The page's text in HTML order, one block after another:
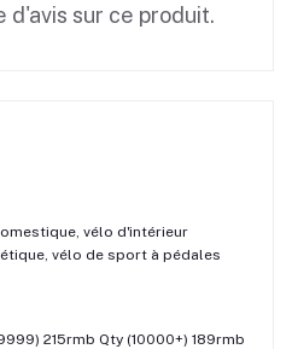
d'avis sur ce produit.
vélo d'intérieur
vélo de sport à pédales
215rmb Qty (10000+) 189rmb